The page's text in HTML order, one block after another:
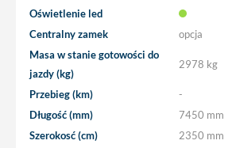
Oświetlenie led
Centralny zamek
opcja
Masa w stanie gotowości do
jazdy (kg)
2978 kg
Przebieg (km)
-
Długość (mm)
7450 mm
Szerokosć (cm)
2350 mm